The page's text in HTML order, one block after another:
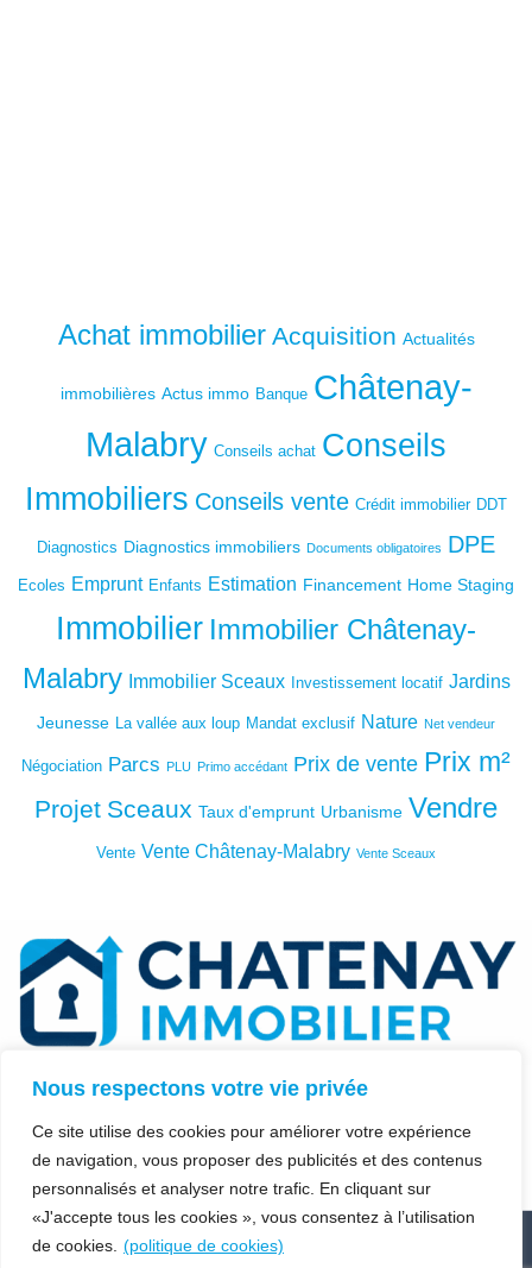
Nous respectons votre vie privée
Ce site utilise des cookies pour améliorer votre expérience
de navigation, vous proposer des publicités et des contenus
personnalisés et analyser notre trafic. En cliquant sur
«J'accepte tous les cookies », vous consentez à l’utilisation
de cookies. (politique de cookies)
Achat immobilier Acquisition Actualités
immobilières Actus immo Banque Châtenay-
Malabry Conseils achat Conseils
Immobiliers Conseils vente Crédit immobilier DDT
Diagnostics Diagnostics immobiliers Documents obligatoires DPE
Ecoles Emprunt Enfants Estimation Financement Home Staging
Immobilier Immobilier Châtenay-
Malabry
Immobilier Sceaux Investissement locatif Jardins
Jeunesse La vallée aux loup Mandat exclusif Nature Net vendeur
Négociation Parcs PLU Primo accédant Prix de vente Prix m²
Projet Sceaux Taux d'emprunt Urbanisme Vendre
Vente Vente Châtenay-Malabry Vente Sceaux
Découvrir Châtenay-Malabry|Immobilier à Chatenay-Malabry